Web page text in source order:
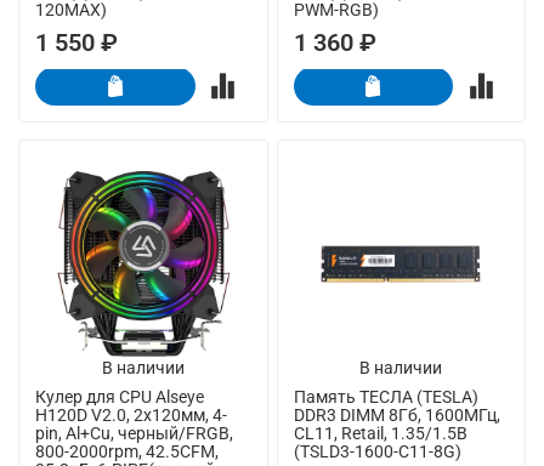
120MAX)
1 550 ₽
PWM-RGB)
1 360 ₽
В наличии
Кулер для CPU Alseye
H120D V2.0, 2х120мм, 4-
pin, Al+Cu, черный/FRGB,
800-2000rpm, 42.5CFM,
В наличии
Память ТЕСЛА (TESLA)
DDR3 DIMM 8Гб, 1600МГц,
CL11, Retail, 1.35/1.5В
(TSLD3-1600-C11-8G)